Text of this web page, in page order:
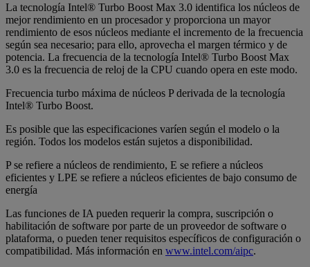
La tecnología Intel® Turbo Boost Max 3.0 identifica los núcleos de
mejor rendimiento en un procesador y proporciona un mayor
rendimiento de esos núcleos mediante el incremento de la frecuencia
según sea necesario; para ello, aprovecha el margen térmico y de
potencia. La frecuencia de la tecnología Intel® Turbo Boost Max
3.0 es la frecuencia de reloj de la CPU cuando opera en este modo.
Frecuencia turbo máxima de núcleos P derivada de la tecnología
Intel® Turbo Boost.
Es posible que las especificaciones varíen según el modelo o la
región. Todos los modelos están sujetos a disponibilidad.
P se refiere a núcleos de rendimiento, E se refiere a núcleos
eficientes y LPE se refiere a núcleos eficientes de bajo consumo de
energía
Las funciones de IA pueden requerir la compra, suscripción o
habilitación de software por parte de un proveedor de software o
plataforma, o pueden tener requisitos específicos de configuración o
compatibilidad. Más información en www.intel.com/aipc.